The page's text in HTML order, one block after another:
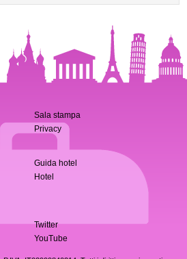
Sala stampa
Privacy
Guida hotel
Hotel
Twitter
YouTube